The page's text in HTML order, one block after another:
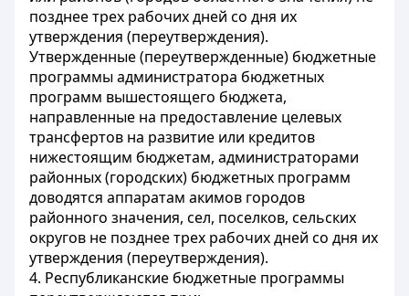
позднее трех рабочих дней со дня их
утверждения (переутверждения).
Утвержденные (переутвержденные) бюджетные
программы администратора бюджетных
программ вышестоящего бюджета,
направленные на предоставление целевых
трансфертов на развитие или кредитов
нижестоящим бюджетам, администраторами
районных (городских) бюджетных программ
доводятся аппаратам акимов городов
районного значения, сел, поселков, сельских
округов не позднее трех рабочих дней со дня их
утверждения (переутверждения).
4. Республиканские бюджетные программы